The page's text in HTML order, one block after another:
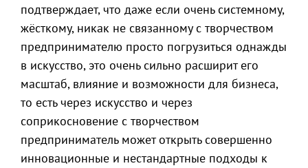
подтверждает, что даже если очень системному,
жёсткому, никак не связанному с творчеством
предпринимателю просто погрузиться однажды
в искусство, это очень сильно расширит его
масштаб, влияние и возможности для бизнеса,
то есть через искусство и через
соприкосновение с творчеством
предприниматель может открыть совершенно
инновационные и нестандартные подходы к